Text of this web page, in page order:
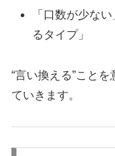
「口数が少な
るタイプ」
“言い換える”こと
ていきます。